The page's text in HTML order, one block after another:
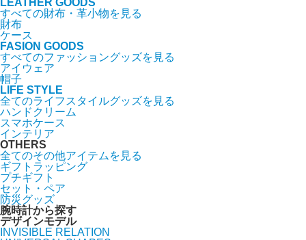
LEATHER GOODS
すべての財布・革小物を見る
財布
ケース
FASION GOODS
すべてのファッショングッズを見る
アイウェア
帽子
LIFE STYLE
全てのライフスタイルグッズを見る
ハンドクリーム
スマホケース
インテリア
OTHERS
全てのその他アイテムを見る
ギフトラッピング
プチギフト
セット・ペア
防災グッズ
腕時計から探す
デザインモデル
INVISIBLE RELATION